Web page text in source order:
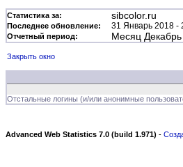
Статистика за: sibcolor.ru
Последнее обновление: 31 Январь 2018 -
Отчетный период: Месяц
Закрыть окно
Отстальные логины (и/или анонимные
Advanced Web Statistics 7.0 (build 1.971) -